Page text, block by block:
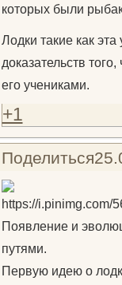
которых были
Лодки такие как
доказательств
его учениками.
+1
Поделиться
Появление и
путями.
Первую идею о